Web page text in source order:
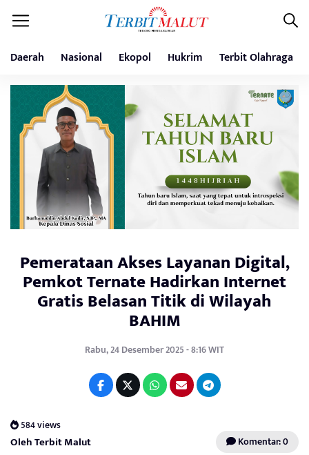
Daerah Nasional Ekopol Hukrim Terbit Olahraga
Pemerataan Akses Layanan Digital,
Pemkot Ternate Hadirkan Internet
Gratis Belasan Titik di Wilayah
BAHIM
Rabu, 24 Desember 2025 - 8:16 WIT
584 views
Oleh Terbit Malut Komentar: 0